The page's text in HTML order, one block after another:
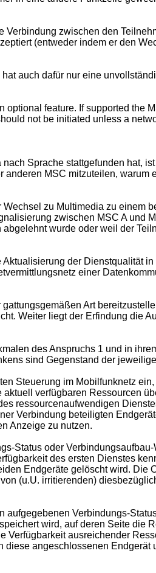
zwischen den
(entweder indem er den
auch dafür nur eine
feature. If supported the
not be initiated unless a
Sprache stattgefunden hat,
MSC mitzuteilen,
zu Multimedia zu einem
zwischen MSC A und
wurde oder weil der
der Dienstqualität
einer
Art
Weiter liegt der Erfindung die
des Anspruchs 1 und in
sind Gegenstand der
Steuerung im Mobilfunknetz
verfügbaren Ressourcen
ressourcenaufwendigen
Verbindung beteiligten
Anzeige zu nutzen.
Status oder
des ersten Dienstes
Endgeräte gelöscht wird. Die
(u.U. irritierenden)
Verbindungs-
wird, auf deren Seite die
ausreichender
angeschlossenen